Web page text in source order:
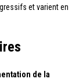
et varient en
de la